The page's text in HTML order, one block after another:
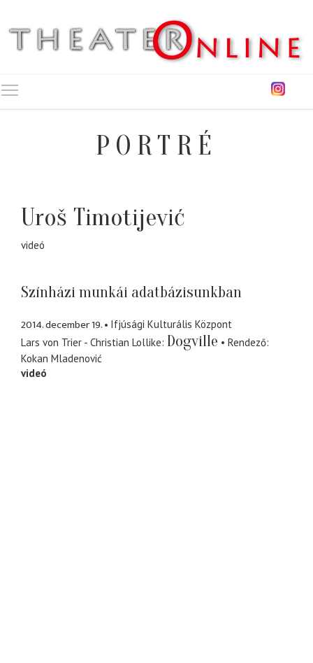
PORTRÉ
Uroš Timotijević
videó
Színházi munkái adatbázisunkban
2014. december 19.
Ifjúsági Kulturális Központ
Lars von Trier - Christian Lollike Dogville
Rendező
Kokan Mladenović
videó